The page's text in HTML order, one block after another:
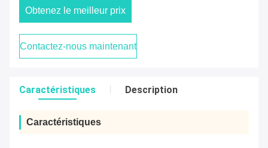
Obtenez le meilleur prix
Contactez-nous maintenant
Caractéristiques Description
Caractéristiques